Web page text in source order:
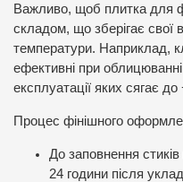
Важливо, щоб плитка для
складом, що зберігає свої
температури. Наприклад,
ефективні при
експлуатації яких сягає до
Процес фінішного
До заповнення
24 години після